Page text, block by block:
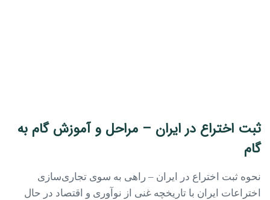
ثبت اختراع در ایران – مراحل و آموزش گام به
گام
نحوه ثبت اختراع در ایران – راهی به سوی تجاری‌سازی
اختراعات ایران با تاریخچه غنی از نوآوری و اقتصاد در حال